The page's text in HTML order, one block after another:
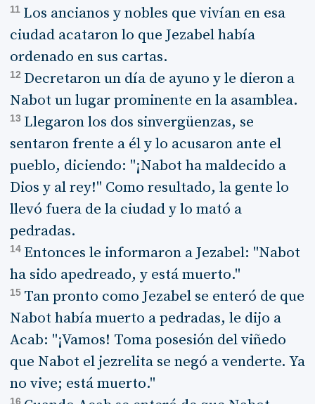
11 Los ancianos y nobles que vivían en esa
ciudad acataron lo que Jezabel había
ordenado en sus cartas.
12 Decretaron un día de ayuno y le dieron a
Nabot un lugar prominente en la asamblea.
13 Llegaron los dos sinvergüenzas, se
sentaron frente a él y lo acusaron ante el
pueblo, diciendo: "¡Nabot ha maldecido a
Dios y al rey!" Como resultado, la gente lo
llevó fuera de la ciudad y lo mató a
pedradas.
14 Entonces le informaron a Jezabel: "Nabot
ha sido apedreado, y está muerto."
15 Tan pronto como Jezabel se enteró de que
Nabot había muerto a pedradas, le dijo a
Acab: "¡Vamos! Toma posesión del viñedo
que Nabot el jezrelita se negó a venderte. Ya
no vive; está muerto."
16